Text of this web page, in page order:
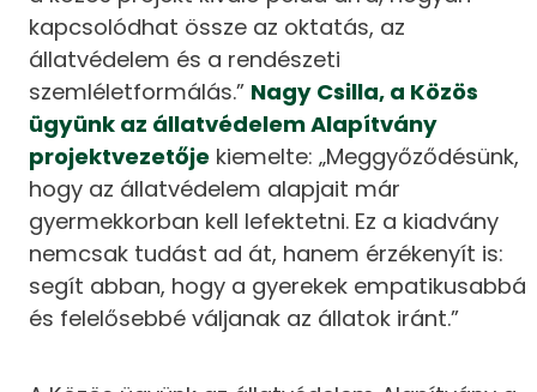
kapcsolódhat össze az oktatás, az
állatvédelem és a rendészeti
szemléletformálás.” Nagy Csilla, a Közös
ügyünk az állatvédelem Alapítvány
projektvezetője kiemelte: „Meggyőződésünk,
hogy az állatvédelem alapjait már
gyermekkorban kell lefektetni. Ez a kiadvány
nemcsak tudást ad át, hanem érzékenyít is:
segít abban, hogy a gyerekek empatikusabbá
és felelősebbé váljanak az állatok iránt.”